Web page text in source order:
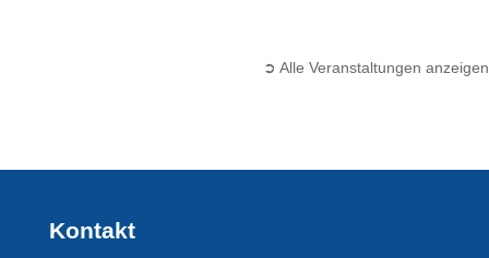
➲ Alle Veranstaltungen anzeigen
Kontakt